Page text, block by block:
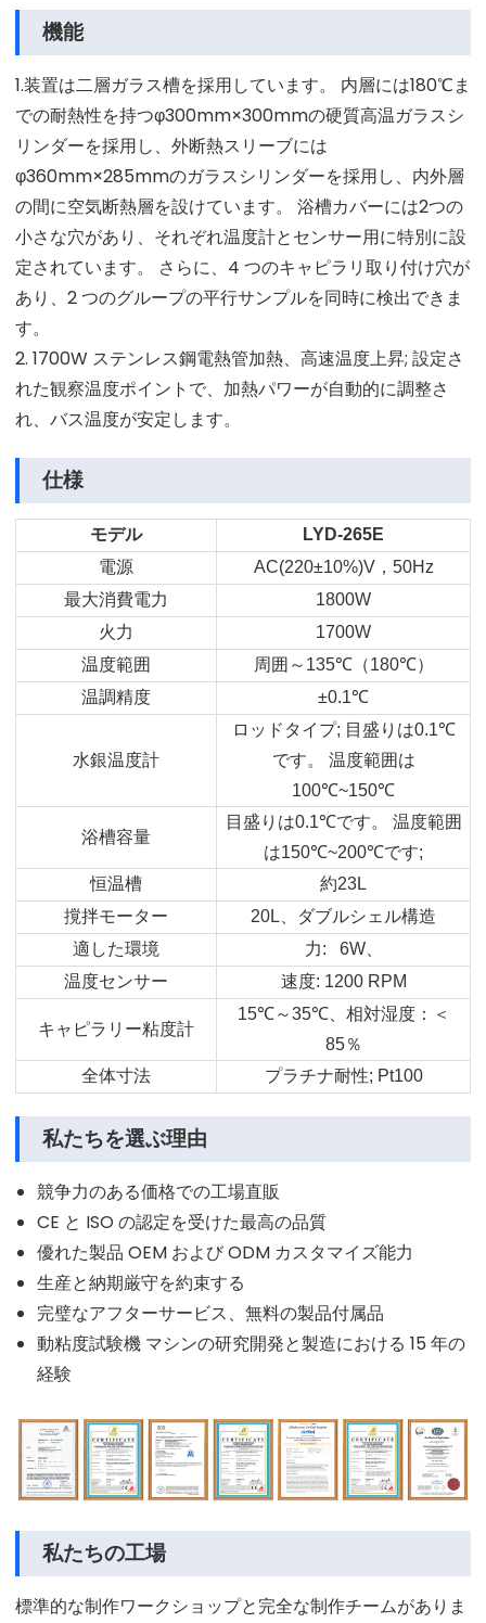
機能
1.装置は二層ガラス槽を採用しています。 内層には180℃ま
での耐熱性を持つφ300mm×300mmの硬質高温ガラスシ
リンダーを採用し、外断熱スリーブには
φ360mm×285mmのガラスシリンダーを採用し、内外層
の間に空気断熱層を設けています。 浴槽カバーには2つの
小さな穴があり、それぞれ温度計とセンサー用に特別に設
定されています。 さらに、4 つのキャピラリ取り付け穴が
あり、2 つのグループの平行サンプルを同時に検出できま
す。
2. 1700W ステンレス鋼電熱管加熱、高速温度上昇; 設定さ
れた観察温度ポイントで、加熱パワーが自動的に調整さ
れ、バス温度が安定します。
仕様
モデル
LYD-265E
電源
AC(220±10%)V， 50Hz
最大消費電力
1800W
火力
1700W
温度範囲
周囲～ 135℃（180℃）
温調精度
±0.1℃
水銀温度計
ロッドタイプ; 目盛りは0.1℃
です。
温度範囲は
100℃~150℃
浴槽容量
目盛りは0.1℃です。
温度範囲
は150℃~200℃です;
恒温槽
約23L
撹拌モーター
20L 、ダブルシェル構造
適した環境
力: 6W、
温度センサー
速度: 1200 RPM
キャピラリー粘度計
15℃～35℃、相対湿度：＜
85％
全体寸法
プラチナ耐性; Pt100
私たちを選ぶ理由
競争力のある価格での工場直販
CE と ISO の認定を受けた最高の品質
優れた製品 OEM および ODM カスタマイズ能力
生産と納期厳守を約束する
完璧なアフターサービス、無料の製品付属品
動粘度試験機 マシンの研究開発と製造における 15 年の
経験
私たちの工場
標準的な制作ワークショップと完全な制作チームがありま